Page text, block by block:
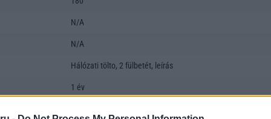
N/A
N/A
Hálózati tölto, 2 fülbetét, leírás
1 év